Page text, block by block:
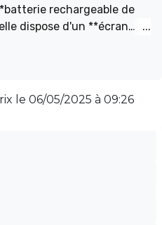
rechargeable de
dispose d'un **écran
et d'un **airflow
mesure. Son réservoir de
une inhalation indirecte
et efficace.
le 06/05/2025 à 09:26